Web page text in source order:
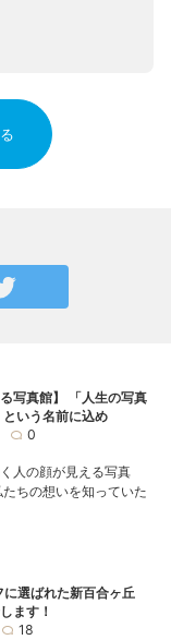
写真館】 「人生の写真
いう名前に込め
0
人の顔が見える写真
ちの想いを知っていた
選ばれた新百合ヶ丘
ます！
18